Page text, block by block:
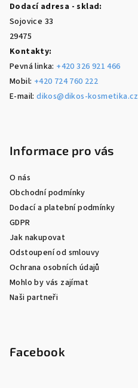
Dodací adresa - sklad:
Sojovice 33
29475
Kontakty:
Pevná linka: +420 326 921 466
Mobil: +420 724 760 222
E-mail:dikos@dikos-kosmetika.cz
Informace pro vás
O nás
Obchodní podmínky
Dodací a platební podmínky
GDPR
Jak nakupovat
Odstoupení od smlouvy
Ochrana osobních údajů
Mohlo by vás zajímat
Naši partneři
Facebook